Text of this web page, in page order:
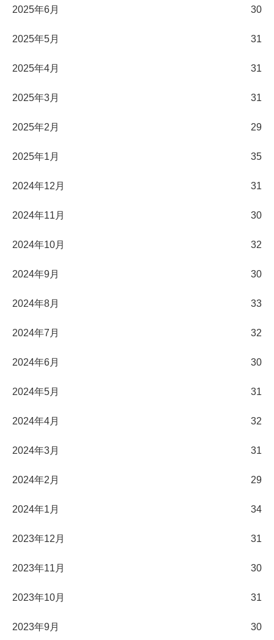
2025年6月 30
2025年5月 31
2025年4月 31
2025年3月 31
2025年2月 29
2025年1月 35
2024年12月 31
2024年11月 30
2024年10月 32
2024年9月 30
2024年8月 33
2024年7月 32
2024年6月 30
2024年5月 31
2024年4月 32
2024年3月 31
2024年2月 29
2024年1月 34
2023年12月 31
2023年11月 30
2023年10月 31
2023年9月 30